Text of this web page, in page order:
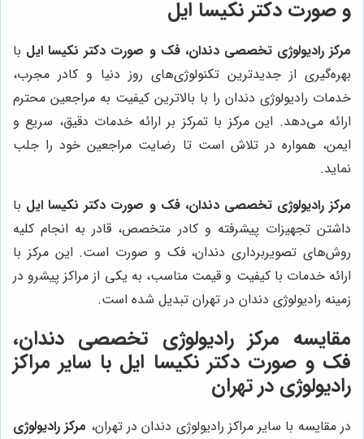
و صورت دکتر نکیسا ایل
مرکز رادیولوژی تخصصی دندان، فک و صورت دکتر نکیسا ایل با
بهره‌گیری از جدیدترین تکنولوژی‌های روز دنیا و کادر مجرب،
خدمات رادیولوژی دندان را با بالاترین کیفیت به مراجعین محترم
ارائه می‌دهد. این مرکز با تمرکز بر ارائه خدمات دقیق، سریع و
ایمن، همواره در تلاش است تا رضایت مراجعین خود را جلب
نماید.
مرکز رادیولوژی تخصصی دندان، فک و صورت دکتر نکیسا ایل با
داشتن تجهیزات پیشرفته و کادر متخصص، قادر به انجام کلیه
روش‌های تصویربرداری دندان، فک و صورت است. این مرکز با
ارائه خدمات با کیفیت و قیمت مناسب، به یکی از مراکز پیشرو در
زمینه رادیولوژی دندان در تهران تبدیل شده است.
مقایسه مرکز رادیولوژی تخصصی دندان،
فک و صورت دکتر نکیسا ایل با سایر مراکز
رادیولوژی در تهران
در مقایسه با سایر مراکز رادیولوژی دندان در تهران، مرکز رادیولوژی